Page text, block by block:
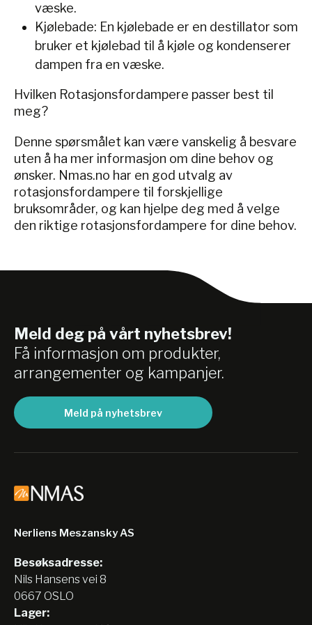
væske.
Kjølebade: En kjølebade er en destillator som
bruker et kjølebad til å kjøle og kondenserer
dampen fra en væske.
Hvilken Rotasjonsfordampere passer best til
meg?
Denne spørsmålet kan være vanskelig å besvare
uten å ha mer informasjon om dine behov og
ønsker. Nmas.no har en god utvalg av
rotasjonsfordampere til forskjellige
bruksområder, og kan hjelpe deg med å velge
den riktige rotasjonsfordampere for dine behov.
Meld deg på vårt nyhetsbrev!
Få informasjon om produkter,
arrangementer og kampanjer.
Meld på nyhetsbrev
Nerliens Meszansky AS
Besøksadresse:
Nils Hansens vei 8
0667 OSLO
Lager: